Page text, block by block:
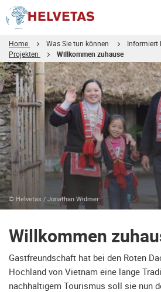
Home Was Sie tun können Informiert
Projekten
Willkommen zuhause
Inhaltsverzeichnis
Willkommen zuhause
© Helvetas / Jonathan Widmer
Willkommen
Gastfreundschaft hat bei den Roten
Hochland von Vietnam eine lange
nachhaltigem Tourismus soll sie nun